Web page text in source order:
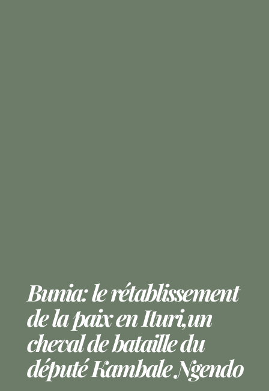
Bunia: le rétablissement
de la paix en Ituri,un
cheval de bataille du
député Kambale Ngendo